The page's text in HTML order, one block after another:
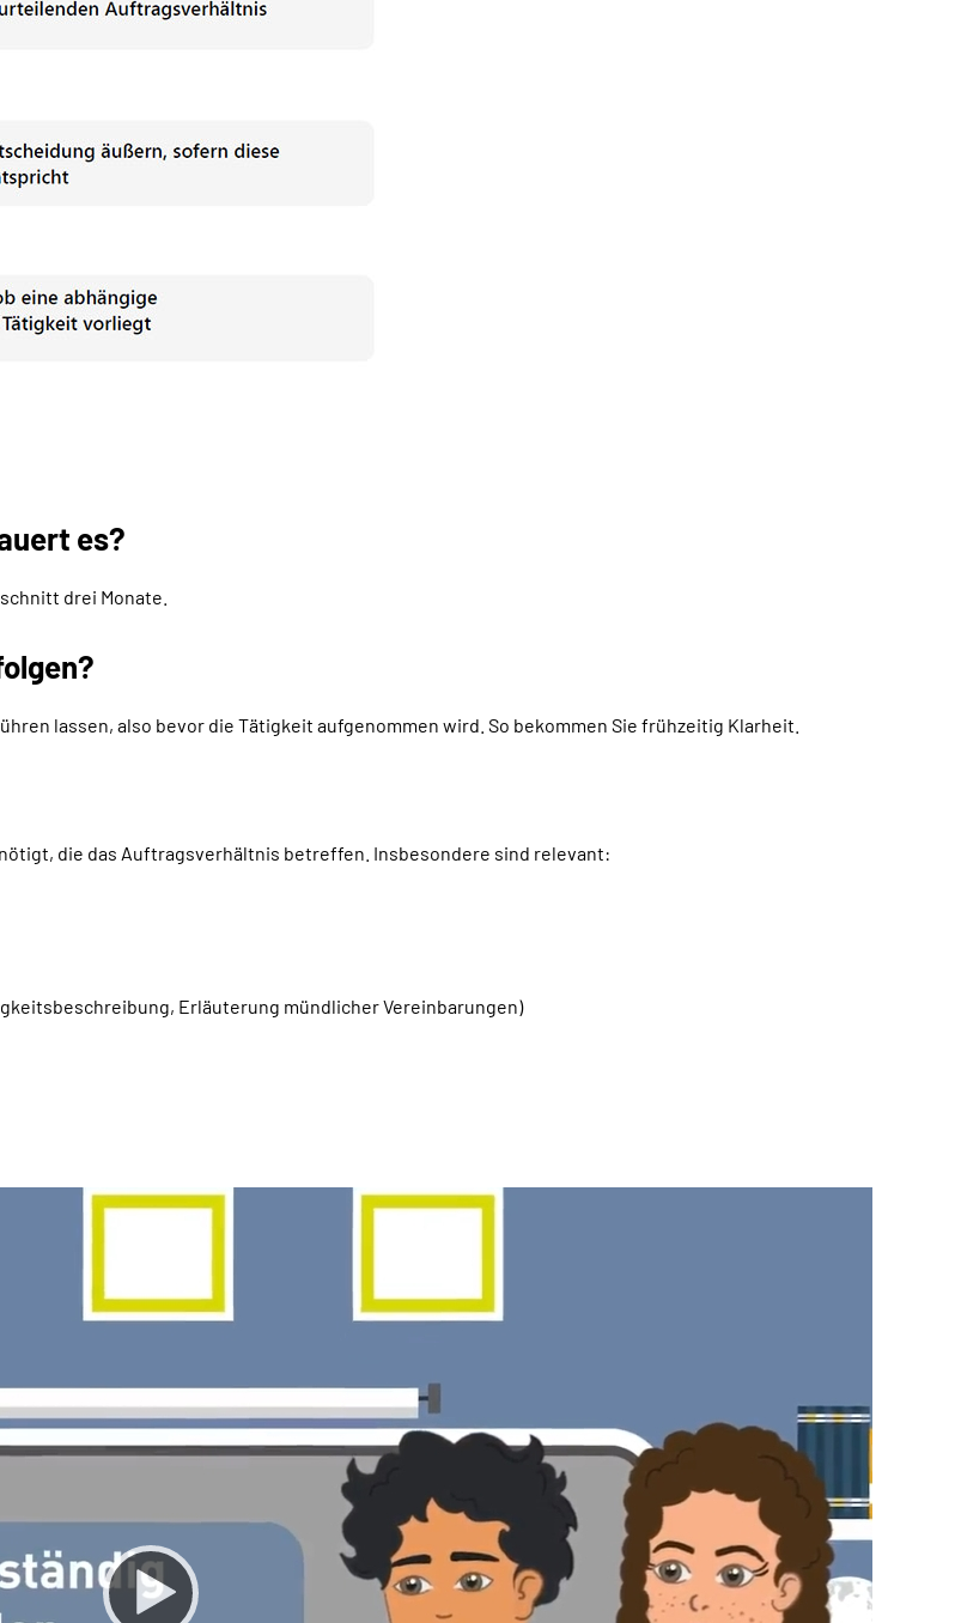
es?
drei Monate.
lassen, also bevor die Tätigkeit aufgenommen wird. So bekommen Sie frühzeitig Klarheit.
die das Auftragsverhältnis betreffen. Insbesondere sind relevant:
Erläuterung mündlicher Vereinbarungen)